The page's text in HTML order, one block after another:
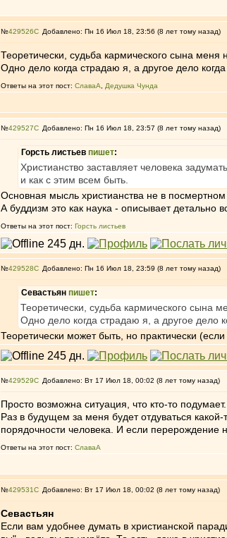
№429526 Добавлено: Пн 16 Июл 18, 23:56 (8 лет тому назад)
Теоретически, судьба кармического сына меня
Одно дело когда страдаю я, а другое дело
Ответы на этот пост: СлаваА Дедушка Чунда
№429527 Добавлено: Пн 16 Июл 18, 23:57 (8 лет тому назад)
Горсть листьев пишет:
Христианство заставляет человека
и как с этим всем быть.
Основная мысль христианства не в
А буддизм это как наука - описывает детально
Ответы на этот пост: Горсть листьев
№429528 Добавлено: Пн 16 Июл 18, 23:59 (8 лет тому назад)
Севастьян пишет:
Теоретически, судьба кармического сына
Одно дело когда страдаю я, а другое дело
Теоретически может быть, но практически
№429529 Добавлено: Вт 17 Июл 18, 00:02 (8 лет тому назад)
Просто возможна ситуация, что кто-то подумает...
Раз в будущем за меня будет отдуваться
порядочности человека. И если перерождение
Ответы на этот пост: СлаваА
№429531 Добавлено: Вт 17 Июл 18, 00:02 (8 лет тому назад)
Севастьян
Если вам удобнее думать в христианской